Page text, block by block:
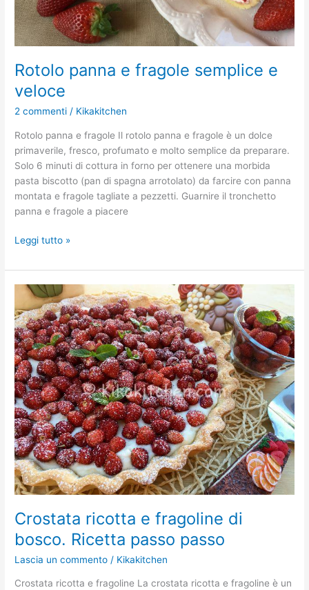
Rotolo panna e fragole semplice e
veloce
2 commenti / Kikakitchen
Rotolo panna e fragole Il rotolo panna e fragole è un dolce
primaverile, fresco, profumato e molto semplice da preparare.
Solo 6 minuti di cottura in forno per ottenere una morbida
pasta biscotto (pan di spagna arrotolato) da farcire con panna
montata e fragole tagliate a pezzetti. Guarnire il tronchetto
panna e fragole a piacere
Leggi tutto »
Crostata ricotta e fragoline di
bosco. Ricetta passo passo
Lascia un commento / Kikakitchen
Crostata ricotta e fragoline La crostata ricotta e fragoline è un
Crostata
ricotta
e
fragoline
di
bosco.
Ricetta
passo
passo